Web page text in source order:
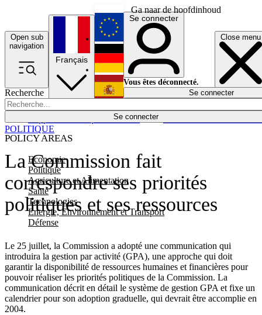
Ga naar de hoofdinhoud
Open sub
navigation
Close menu
Recherche
Se connecter
POLICY AREAS
Economie
Politique
Agriculture et Alimentation
Santé
Technologies
Energie, Environnement et Transport
Défense
Économie
Français
English
Deutsch
Español
Se connecter
Vous êtes déconnecté.
Se connecter
La Commission fait
correspondre ses priorités
politiques et ses ressources
Le 25 juillet, la Commission a adopté une communication qui
introduira la gestion par activité (GPA), une approche qui doit
garantir la disponibilité de ressources humaines et financières pour
pouvoir réaliser les priorités politiques de la Commission. La
communication décrit en détail le système de gestion GPA et fixe un
calendrier pour son adoption graduelle, qui devrait être accomplie en
2004.
POLITIQUE